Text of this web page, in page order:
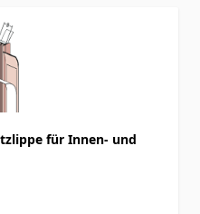
für Innen- und